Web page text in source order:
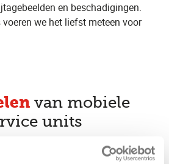
en beschadigingen.
we het liefst meteen voor
van mobiele
units
kwijt aan het bezoek van